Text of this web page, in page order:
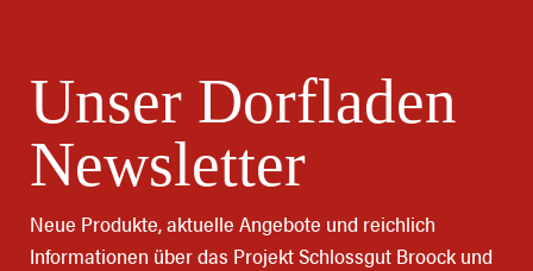
Unser Dorfladen
Newsletter
Neue Produkte, aktuelle Angebote und reichlich
Informationen über das Projekt Schlossgut Broock und